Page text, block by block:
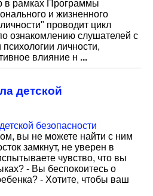
в рамках Программы
и жизненного
проводит цикл
ознакомлению слушателей с
личности,
влияние н ...
детской
вы не можете найти с ним
замкнут, не уверен в
чувство, что вы
- Вы беспокоитесь о
- Хотите, чтобы ваш